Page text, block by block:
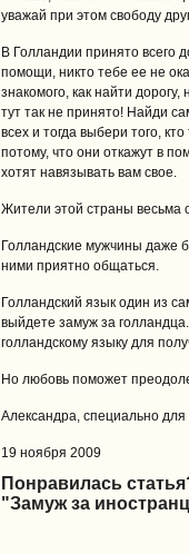
уважай при этом свободу
В Голландии принято всего
помощи, никто тебе ее не
знакомого, как найти
тут так не принято! Найди
всех и тогда выбери того,
потому, что они откажут в
хотят навязывать вам свое.
Жители этой страны весьма
Голландские мужчины даже
ними приятно общаться.
Голландский язык один из
выйдете замуж за
голландскому языку для
Но любовь поможет
Александра, специально для
19 ноября 2009
Понравилась
"Замуж за